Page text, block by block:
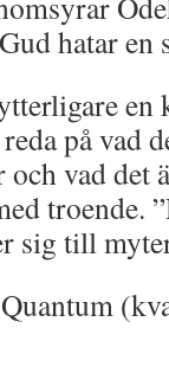
hatar en
en
på vad
vad det
troende.
sig till